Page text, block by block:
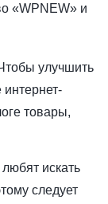
«WPNEW» и
улучшить
товары,
искать
следует